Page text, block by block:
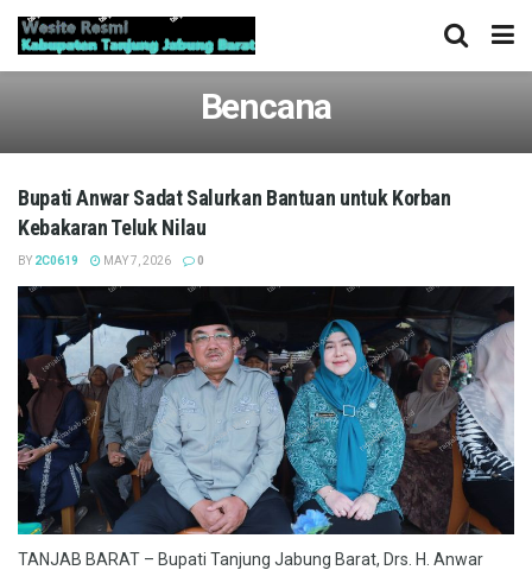
Bencana
Bupati Anwar Sadat Salurkan Bantuan untuk Korban
Kebakaran Teluk Nilau
BY 2C0619 MAY 7, 2026 0
TANJAB BARAT – Bupati Tanjung Jabung Barat, Drs. H. Anwar